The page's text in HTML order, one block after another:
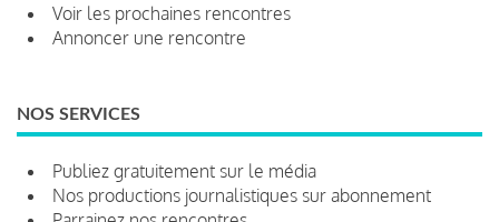
Voir les prochaines rencontres
Annoncer une rencontre
NOS SERVICES
Publiez gratuitement sur le média
Nos productions journalistiques sur abonnement